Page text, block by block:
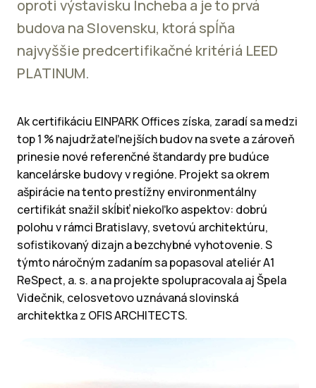
oproti výstavisku Incheba a je to prvá
budova na Slovensku, ktorá spĺňa
najvyššie predcertifikačné kritériá LEED
PLATINUM.
Ak certifikáciu EINPARK Offices získa, zaradí sa medzi
top 1 % najudržateľnejších budov na svete a zároveň
prinesie nové referenčné štandardy pre budúce
kancelárske budovy v regióne. Projekt sa okrem
ašpirácie na tento prestížny environmentálny
certifikát snažil skĺbiť niekoľko aspektov: dobrú
polohu v rámci Bratislavy, svetovú architektúru,
sofistikovaný dizajn a bezchybné vyhotovenie. S
týmto náročným zadaním sa popasoval ateliér A1
ReSpect, a. s. a na projekte spolupracovala aj Špela
Videčnik, celosvetovo uznávaná slovinská
architektka z OFIS ARCHITECTS.